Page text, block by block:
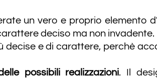
un vero e proprio elemento
deciso ma non invadente.
e di carattere, perchè
possibili realizzazioni. Il